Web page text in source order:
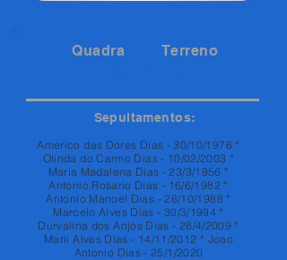
Quadra Terreno
Sepultamentos:
Americo das Dores Dias - 30/10/1976 *
Olinda do Carmo Dias - 10/02/2003 *
Maria Madalena Dias - 23/3/1956 *
Antonio Rosario Dias - 16/6/1982 *
Antonio Manoel Dias - 28/10/1988 *
Marcelo Alves Dias - 30/3/1994 *
Durvalina dos Anjos Dias - 28/4/2009 *
Marli Alves Dias - 14/11/2012 * Joao
Antonio Dias - 25/1/2020